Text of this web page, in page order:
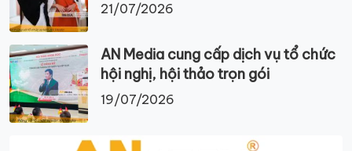
21/07/2026
AN Media cung cấp dịch vụ tổ chức
hội nghị, hội thảo trọn gói
19/07/2026